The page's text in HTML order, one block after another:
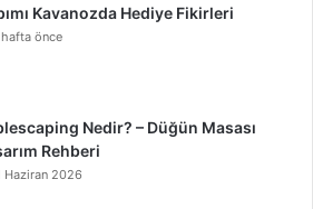
Kavanozda Hediye Fikirleri
önce
Nedir? – Düğün Masası
Rehberi
Haziran 2026